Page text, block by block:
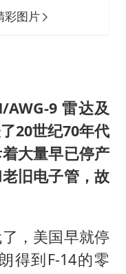
彩图片
AWG-9 雷达及
20世纪70年代
大量早已停产
旧电子管，故
，美国早就停
得到F-14的零